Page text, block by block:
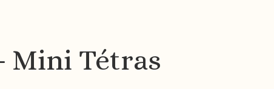
Mini Tétras